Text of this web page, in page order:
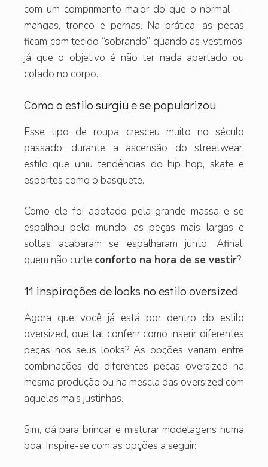
com um comprimento maior do que o normal —
mangas, tronco e pernas. Na prática, as peças
ficam com tecido “sobrando” quando as vestimos,
já que o objetivo é não ter nada apertado ou
colado no corpo.
Como o estilo surgiu e se popularizou
Esse tipo de roupa cresceu muito no século
passado, durante a ascensão do streetwear,
estilo que uniu tendências do hip hop, skate e
esportes como o basquete.
Como ele foi adotado pela grande massa e se
espalhou pelo mundo, as peças mais largas e
soltas acabaram se espalharam junto. Afinal,
quem não curte conforto na hora de se vestir?
11 inspirações de looks no estilo oversized
Agora que você já está por dentro do estilo
oversized, que tal conferir como inserir diferentes
peças nos seus looks? As opções variam entre
combinações de diferentes peças oversized na
mesma produção ou na mescla das oversized com
aquelas mais justinhas.
Sim, dá para brincar e misturar modelagens numa
boa. Inspire-se com as opções a seguir: